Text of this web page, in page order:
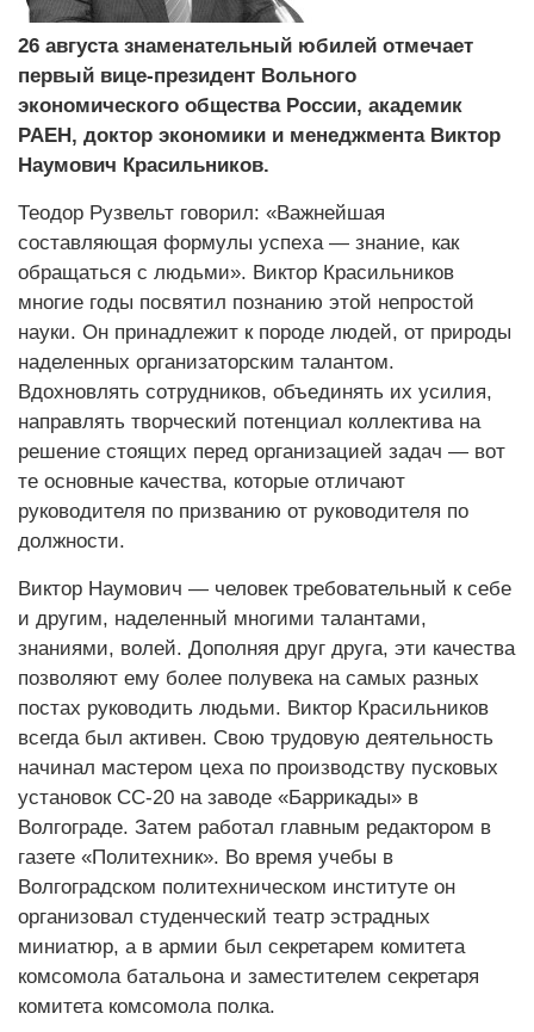
26 августа знаменательный юбилей отмечает
первый вице-президент Вольного
экономического общества России, академик
РАЕН, доктор экономики и менеджмента Виктор
Наумович Красильников.
Теодор Рузвельт говорил: «Важнейшая
составляющая формулы успеха — знание, как
обращаться с людьми». Виктор Красильников
многие годы посвятил познанию этой непростой
науки. Он принадлежит к породе людей, от природы
наделенных организаторским талантом.
Вдохновлять сотрудников, объединять их усилия,
направлять творческий потенциал коллектива на
решение стоящих перед организацией задач — вот
те основные качества, которые отличают
руководителя по призванию от руководителя по
должности.
Виктор Наумович — человек требовательный к себе
и другим, наделенный многими талантами,
знаниями, волей. Дополняя друг друга, эти качества
позволяют ему более полувека на самых разных
постах руководить людьми. Виктор Красильников
всегда был активен. Свою трудовую деятельность
начинал мастером цеха по производству пусковых
установок СС-20 на заводе «Баррикады» в
Волгограде. Затем работал главным редактором в
газете «Политехник». Во время учебы в
Волгоградском политехническом институте он
организовал студенческий театр эстрадных
миниатюр, а в армии был секретарем комитета
комсомола батальона и заместителем секретаря
комитета комсомола полка.